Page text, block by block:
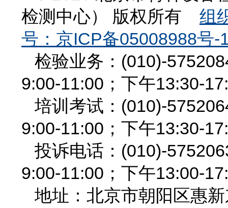
检测中心） 版权所有
组
号：京ICP备05008988号-
检验业务：(010)-
9:00-11:00；下午13:30-
培训考试：(010)-
9:00-11:00；下午13:30-
投诉电话：(010)-
9:00-11:00；下午13:00-
地址：北京市朝阳区惠